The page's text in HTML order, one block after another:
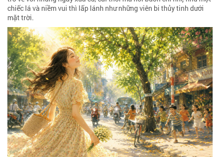
chiếc lá và niềm vui thì lấp lánh như những viên bi thủy tinh dưới
mặt trời.